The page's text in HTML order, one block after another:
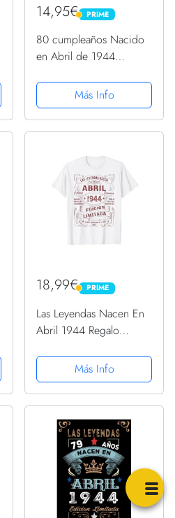
14,95€ PRIME
PRIME
80 cumpleaños Nacido
en Abril de 1944
PopSockets PopGrip
Intercambiable
Más Info
18,99€ PRIME
PRIME
Las Leyendas Nacen En
Abril 1944 Regalo
CamisetaMás Info